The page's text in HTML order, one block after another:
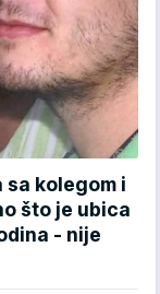
sa kolegom i
što je ubica
- nije